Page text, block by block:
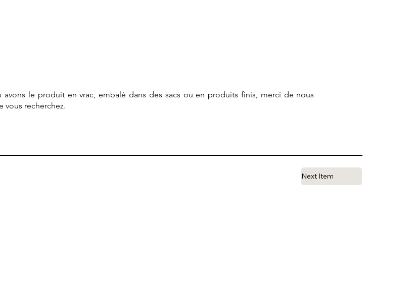
avons le produit en vrac, embalé dans des sacs ou en produits finis, merci de nous
vous recherchez.
Next Item